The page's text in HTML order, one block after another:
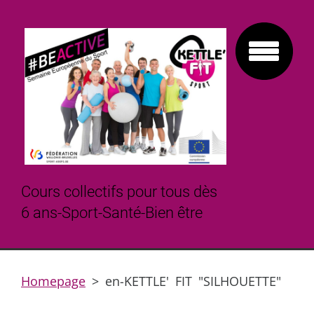
Cours collectifs pour tous dès
6 ans-Sport-Santé-Bien être
Homepage > en-KETTLE' FIT "SILHOUETTE"